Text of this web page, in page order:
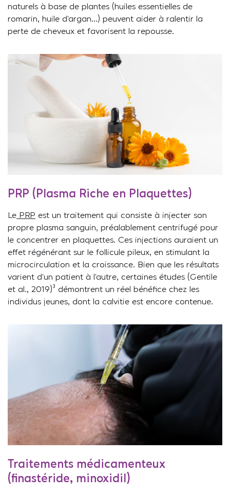
naturels à base de plantes (huiles essentielles de
romarin, huile d’argan…) peuvent aider à ralentir la
perte de cheveux et favorisent la repousse.
PRP (Plasma Riche en Plaquettes)
LePRP est un traitement qui consiste à injecter son
propre plasma sanguin, préalablement centrifugé pour
le concentrer en plaquettes. Ces injections auraient un
effet régénérant sur le follicule pileux, en stimulant la
microcirculation et la croissance. Bien que les résultats
varient d’un patient à l’autre, certaines études (Gentile
et al., 2019)³ démontrent un réel bénéfice chez les
individus jeunes, dont la calvitie est encore contenue.
Traitements médicamenteux
(finastéride, minoxidil)